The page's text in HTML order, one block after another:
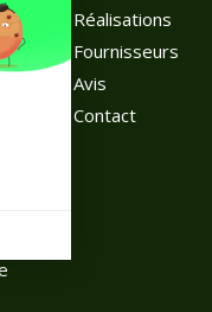
Réalisations
Fournisseurs
Avis
Contact
en garantissant la